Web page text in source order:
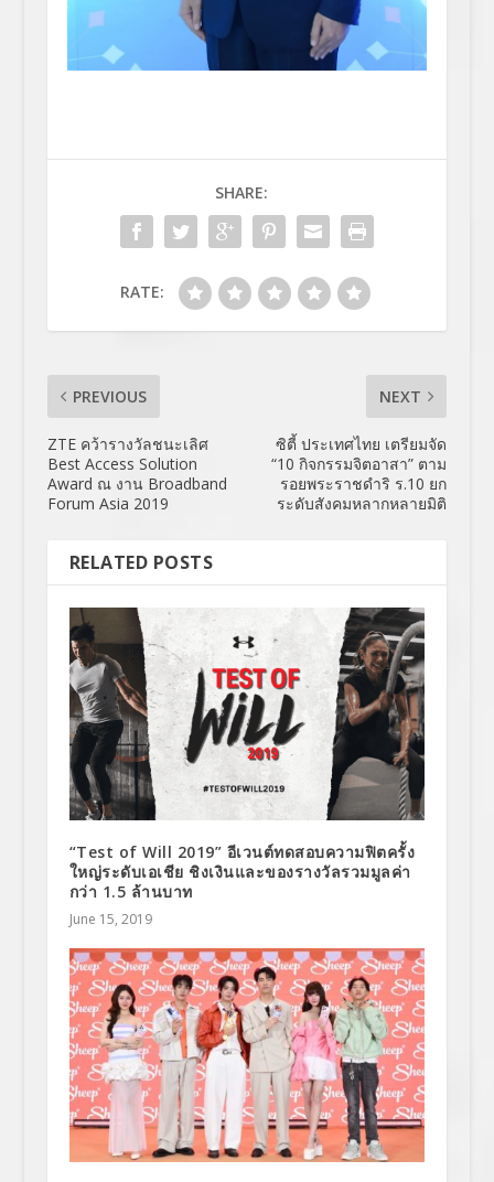
SHARE:
RATE:
PREVIOUS
ZTE คว้ารางวัลชนะเลิศ
Best Access Solution
Award ณ งาน Broadband
Forum Asia 2019
NEXT
ซิตี้ ประเทศไทย เตรียมจัด
“10 กิจกรรมจิตอาสา” ตาม
รอยพระราชดำริ ร.10 ยก
ระดับสังคมหลากหลายมิติ
RELATED POSTS
“Test of Will 2019” อีเวนต์ทดสอบความฟิตครั้ง
ใหญ่ระดับเอเชีย ชิงเงินและของรางวัลรวมมูลค่า
กว่า 1.5 ล้านบาท
June 15, 2019